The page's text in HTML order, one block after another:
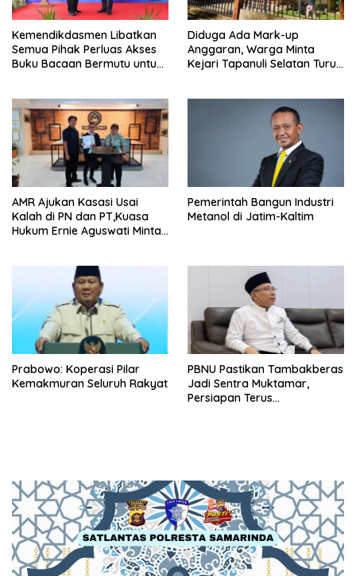
Kemendikdasmen Libatkan
Semua Pihak Perluas Akses
Buku Bacaan Bermutu untuk
Diduga Ada Mark-up
Anggaran, Warga Minta
Kejari Tapanuli Selatan Turun
AMR Ajukan Kasasi Usai
Kalah di PN dan PT,Kuasa
Hukum Ernie Aguswati Minta
Pemerintah Bangun Industri
Metanol di Jatim-Kaltim
Prabowo: Koperasi Pilar
Kemakmuran Seluruh Rakyat
PBNU Pastikan Tambakberas
Jadi Sentra Muktamar,
Persiapan Terus